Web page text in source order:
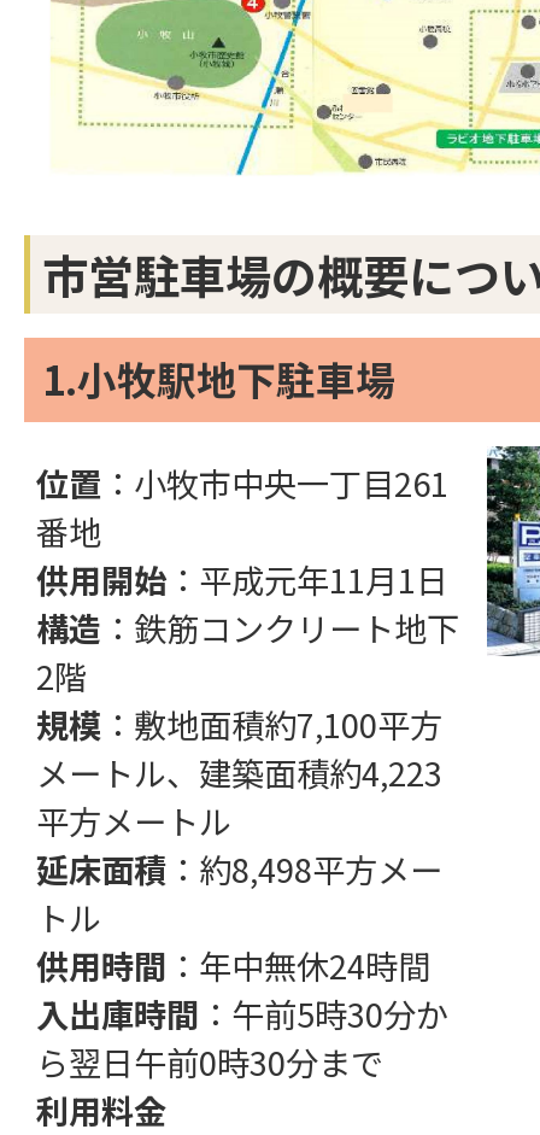
市営駐車場の概要につ
1.小牧駅地下駐車場
位置 ：小牧市中央一丁目261
番地
供用開始 ：平成元年11月1日
構造 ：鉄筋コンクリート地下
2階
規模 ：敷地面積約7,100平方
メートル、建築面積約4,223
平方メートル
延床面積 ：約8,498平方メー
トル
供用時間 ：年中無休24時間
入出庫時間 ：午前5時30分か
ら翌日午前0時30分まで
利用料金